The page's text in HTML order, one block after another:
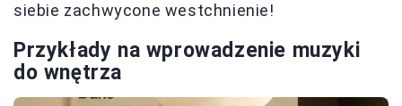
siebie zachwycone westchnienie!
Przykłady na wprowadzenie muzyki
do wnętrza